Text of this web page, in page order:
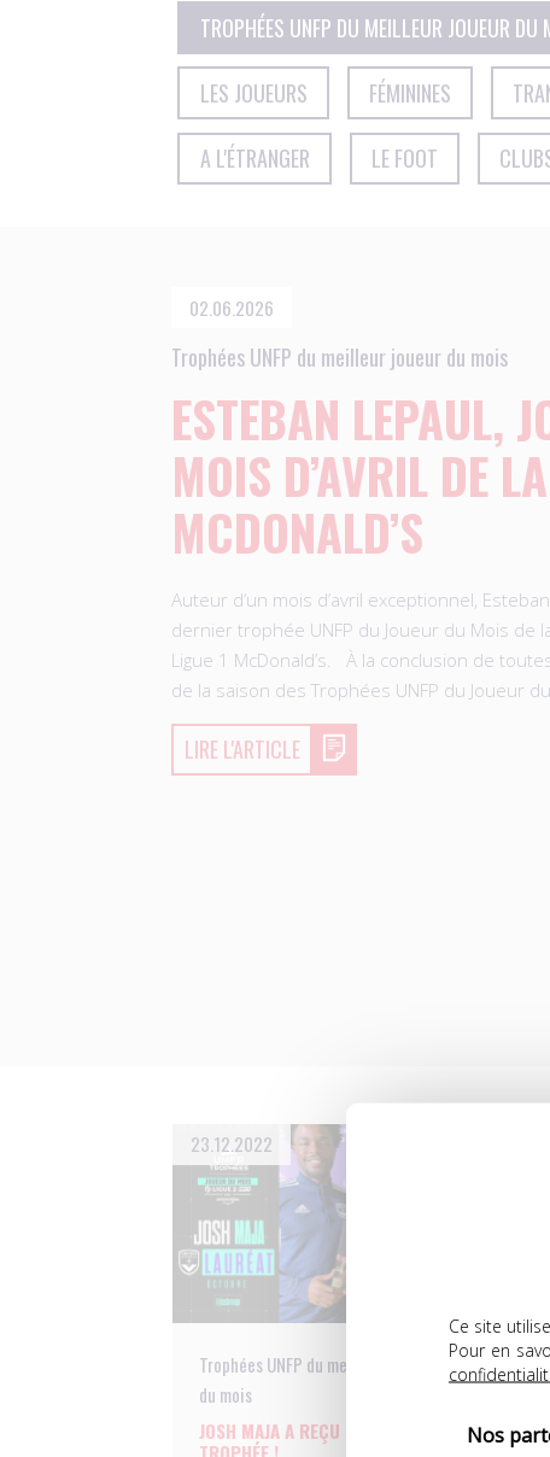
Ce site
Pour en
Nos
TROPHÉES UNFP DU MEILLEUR JOUEUR DU
LES JOUEURS FÉMININES
A L'ÉTRANGER LE FOOT
02.06.2026
Trophées UNFP du meilleur joueur du mois
ESTEBAN LEPAUL,
MOIS D’AVRIL DE
MCDONALD’S
Auteur d’un mois d’avril exceptionnel,
dernier trophée UNFP du Joueur du Mois de
Ligue 1 McDonald’s. À la conclusion de
de la saison des Trophées UNFP du Joueur
LIRE L'ARTICLE
23.12.2022
Trophées UNFP du meilleur joueur
du mois
JOSH MAJA A REÇU SON